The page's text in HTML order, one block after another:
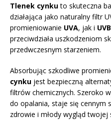
Tlenek cynkuto skuteczna
działająca jako naturalny filtr
promieniowanie UVA, jak i UVB
przeciwdziała uszkodzeniom
przedwczesnym starzeniem.
Absorbując szkodliwe
cynku jest bezpieczną
filtrów chemicznych. Szeroko
do opalania, staje się cennym
zdrowie i młody wygląd twojej